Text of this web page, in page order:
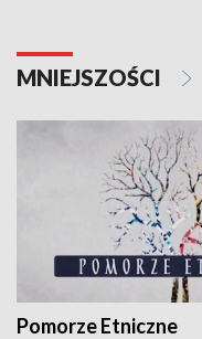
MNIEJSZOŚCI
Pomorze Etniczne